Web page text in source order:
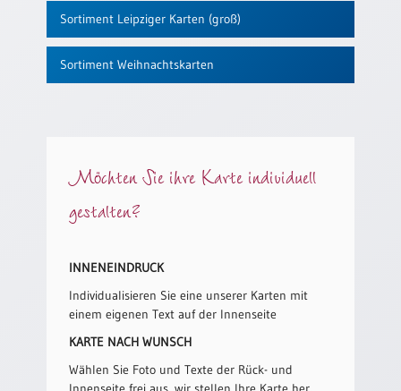
Eheschliessung
Hochzeitsjubiläum
neutrale
Kirchen(wieder)eintritt
Poster
Neuerscheinungen
Einzelposter
Sortiment Leipziger Karten (groß)
Sortiment Weihnachtskarten
Möchten Sie ihre Karte individuell
gestalten?
INNENEINDRUCK
Individualisieren Sie eine unserer Karten mit
einem eigenen Text auf der Innenseite
KARTE NACH WUNSCH
Wählen Sie Foto und Texte der Rück- und